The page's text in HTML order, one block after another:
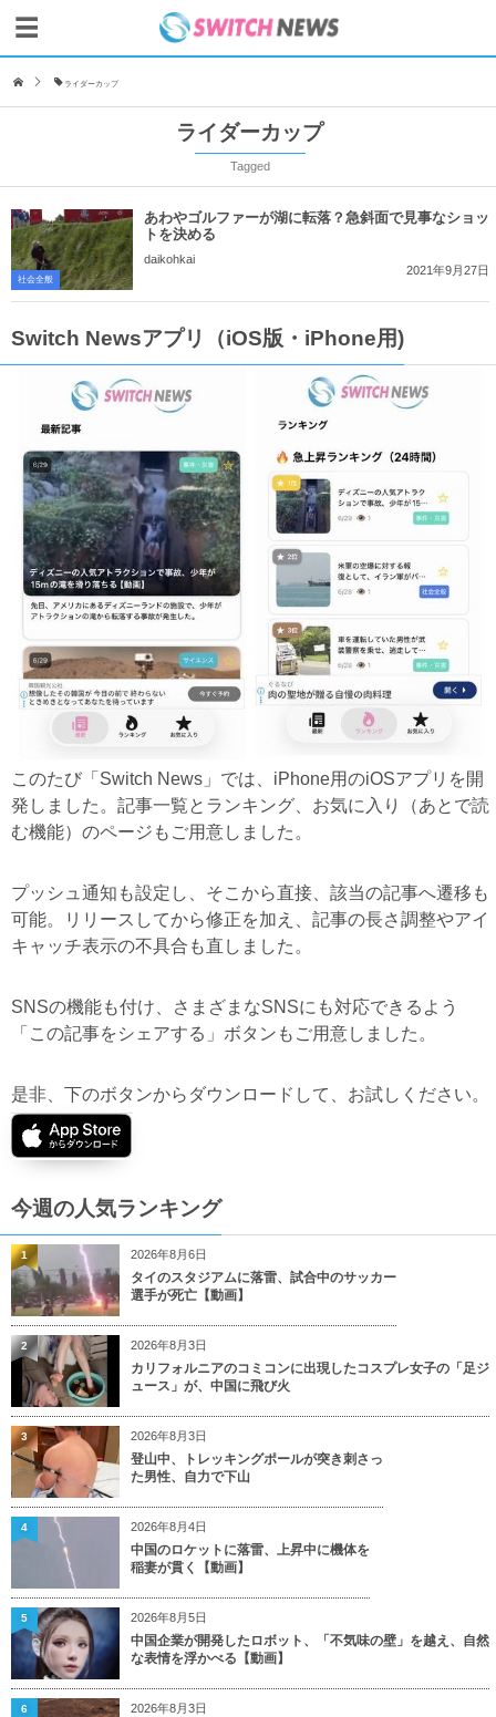
ライダーカップ
ライダーカップ
Tagged
社会全般
あわやゴルファーが湖に転落？急斜面で見事なショッ
トを決める
daikohkai
2021年9月27日
Switch Newsアプリ（iOS版・iPhone用)
このたび「Switch News」では、iPhone用のiOSアプリを開
発しました。記事一覧とランキング、お気に入り（あとで読
む機能）のページもご用意しました。
プッシュ通知も設定し、そこから直接、該当の記事へ遷移も
可能。リリースしてから修正を加え、記事の長さ調整やアイ
キャッチ表示の不具合も直しました。
SNSの機能も付け、さまざまなSNSにも対応できるよう
「この記事をシェアする」ボタンもご用意しました。
是非、下のボタンからダウンロードして、お試しください。
今週の人気ランキング
2026年8月6日
タイのスタジアムに落雷、試合中のサッカー
選手が死亡【動画】
1
2026年8月3日
カリフォルニアのコミコンに出現したコスプレ女子の「足ジ
ュース」が、中国に飛び火
2
2026年8月3日
登山中、トレッキングポールが突き刺さっ
た男性、自力で下山
3
2026年8月4日
中国のロケットに落雷、上昇中に機体を
稲妻が貫く【動画】
4
2026年8月5日
中国企業が開発したロボット、「不気味の壁」を越え、自然
な表情を浮かべる【動画】
5
2026年8月3日
6